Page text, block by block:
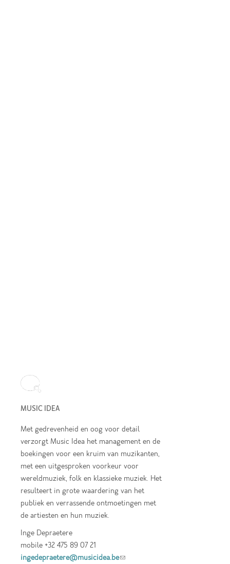
MUSIC IDEA
Met gedrevenheid en oog voor detail
verzorgt Music Idea het management en de
boekingen voor een kruim van muzikanten,
met een uitgesproken voorkeur voor
wereldmuziek, folk en klassieke muziek. Het
resulteert in grote waardering van het
publiek en verrassende ontmoetingen met
de artiesten en hun muziek.
Inge Depraetere
mobile +32 475 89 07 21
ingedepraetere@musicidea.be(link sends e-